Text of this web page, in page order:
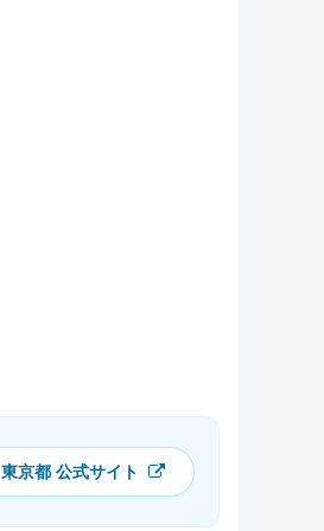
東京都 公式サイト